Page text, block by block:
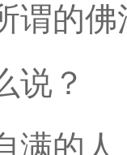
谓的
说？
满的